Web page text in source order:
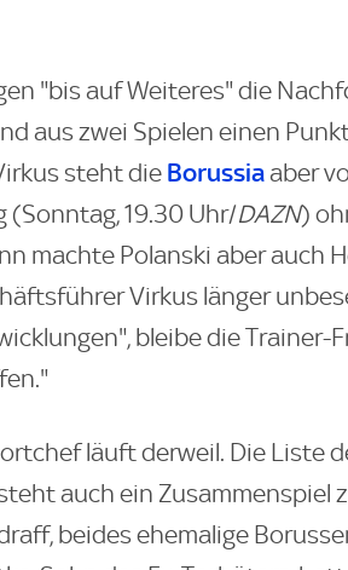
"bis auf Weiteres" die
aus zwei Spielen einen
steht die Borussiaaber
(Sonntag, 19.30 Uhr/DAZN)
machte Polanski aber auch
Virkus länger
bleibe die Trainer-
läuft derweil. Die Liste
auch ein Zusammenspiel
beides ehemalige